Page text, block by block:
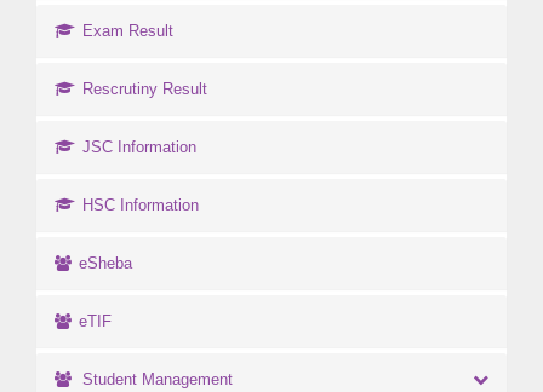
Exam Result
Rescrutiny Result
JSC Information
HSC Information
eSheba
eTIF
Student Management